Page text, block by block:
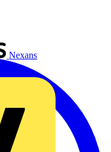
Nexans